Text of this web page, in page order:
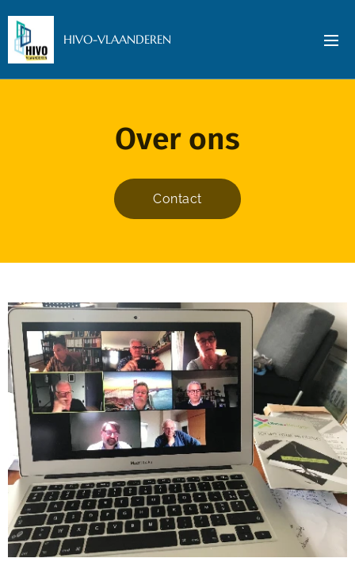
HIVO-VLAANDEREN
Over ons
Contact